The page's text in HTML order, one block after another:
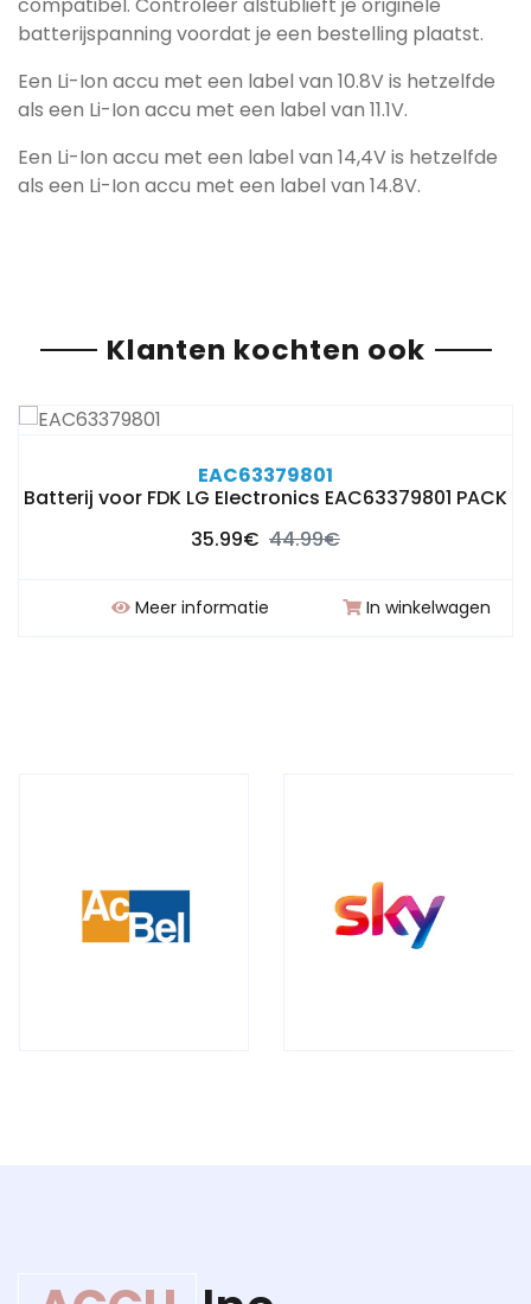
batterijspanning voordat je een bestelling plaatst.
Een Li-Ion accu met een label van 10.8V is hetzelfde
als een Li-Ion accu met een label van 11.1V.
Een Li-Ion accu met een label van 14,4V is hetzelfde
als een Li-Ion accu met een label van 14.8V.
Klanten kochten ook
EAC63379801
Batterij voor FDK LG EIectronics EAC63379801 PACK
35.99€ 44.99€
Meer informatie In winkelwagen